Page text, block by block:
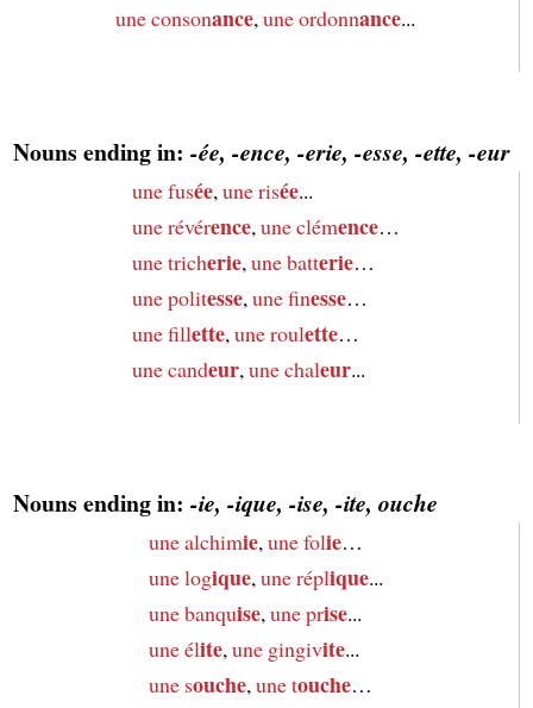
une consonance,une ordonnance...
Nouns ending in: -ée, -ence, -erie, -esse, -ette, -eur
une fusée, une risée...
une révérence, une clémence…
une tricherie, une batterie…
une politesse, une finesse…
une fillette, une roulette…
une candeur, une chaleur...
Nouns ending in: -ie, -ique, -ise, -ite, ouche
une alchimie, une folie…
une logique, une réplique...
une banquise, une prise...
une élite, une gingivite...
une souche, une touche…